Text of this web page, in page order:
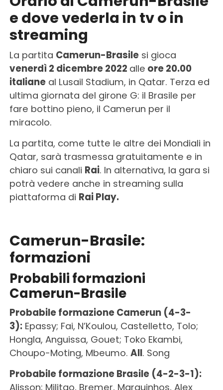
e dove vederla in tv o in
streaming
La partita Camerun-Brasilesi gioca
venerdì 2 dicembre 2022 alle ore 20.00
italianeal Lusail Stadium, in Qatar. Terza ed
ultima giornata del girone G: il Brasile per
fare bottino pieno, il Camerun per il
miracolo.
La partita, come tutte le altre dei Mondiali in
Qatar, sarà trasmessa gratuitamente e in
chiaro sui canali Rai. In alternativa, la gara si
potrà vedere anche in streaming sulla
piattaforma di Rai Play.
Camerun-Brasile:
formazioni
Probabili formazioni
Camerun-Brasile
Probabile formazione Camerun (4-3-
3):Epassy; Fai, N’Koulou, Castelletto, Tolo;
Hongla, Anguissa, Gouet; Toko Ekambi,
Choupo-Moting, Mbeumo. All. Song
Probabile formazione Brasile (4-2-3-1):
Alisson; Militao, Bremer, Marquinhos, Alex